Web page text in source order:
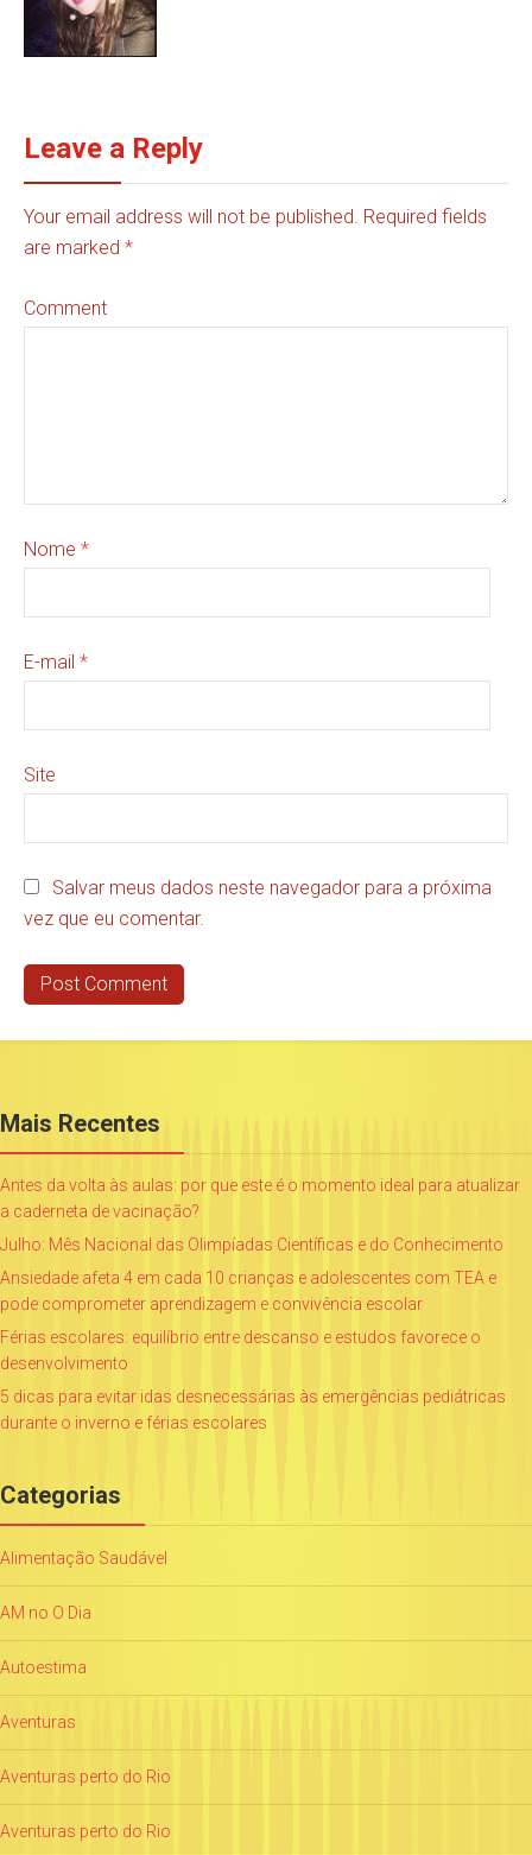
Leave a Reply
Your email address will not be published. Required fields
are marked *
Comment
Nome *
E-mail *
Site
Salvar meus dados neste navegador para a próxima
vez que eu comentar.
Mais Recentes
Antes da volta às aulas: por que este é o momento ideal para atualizar
a caderneta de vacinação?
Julho: Mês Nacional das Olimpíadas Científicas e do Conhecimento
Ansiedade afeta 4 em cada 10 crianças e adolescentes com TEA e
pode comprometer aprendizagem e convivência escolar
Férias escolares: equilíbrio entre descanso e estudos favorece o
desenvolvimento
5 dicas para evitar idas desnecessárias às emergências pediátricas
durante o inverno e férias escolares
Categorias
Alimentação Saudável
AM no O Dia
Autoestima
Aventuras
Aventuras perto do Rio
Aventuras perto do Rio